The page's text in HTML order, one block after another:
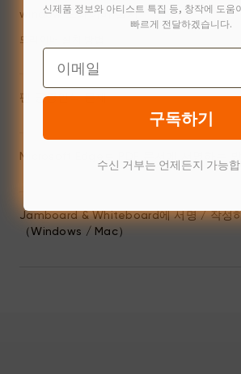
window 드라이버 설치
드라이버 설치 방법
펜 공중인식 문제
Microsoft Edge로 PDF 문서에 서명하는 방
Jamboard & Whiteboard에 서명 / 작성
（Windows / Mac）
신제품 정보와 아티스트 특집 등, 창작에 도움
빠르게 전달하겠습니다.
Email
구독하기
수신 거부는 언제든지 가능